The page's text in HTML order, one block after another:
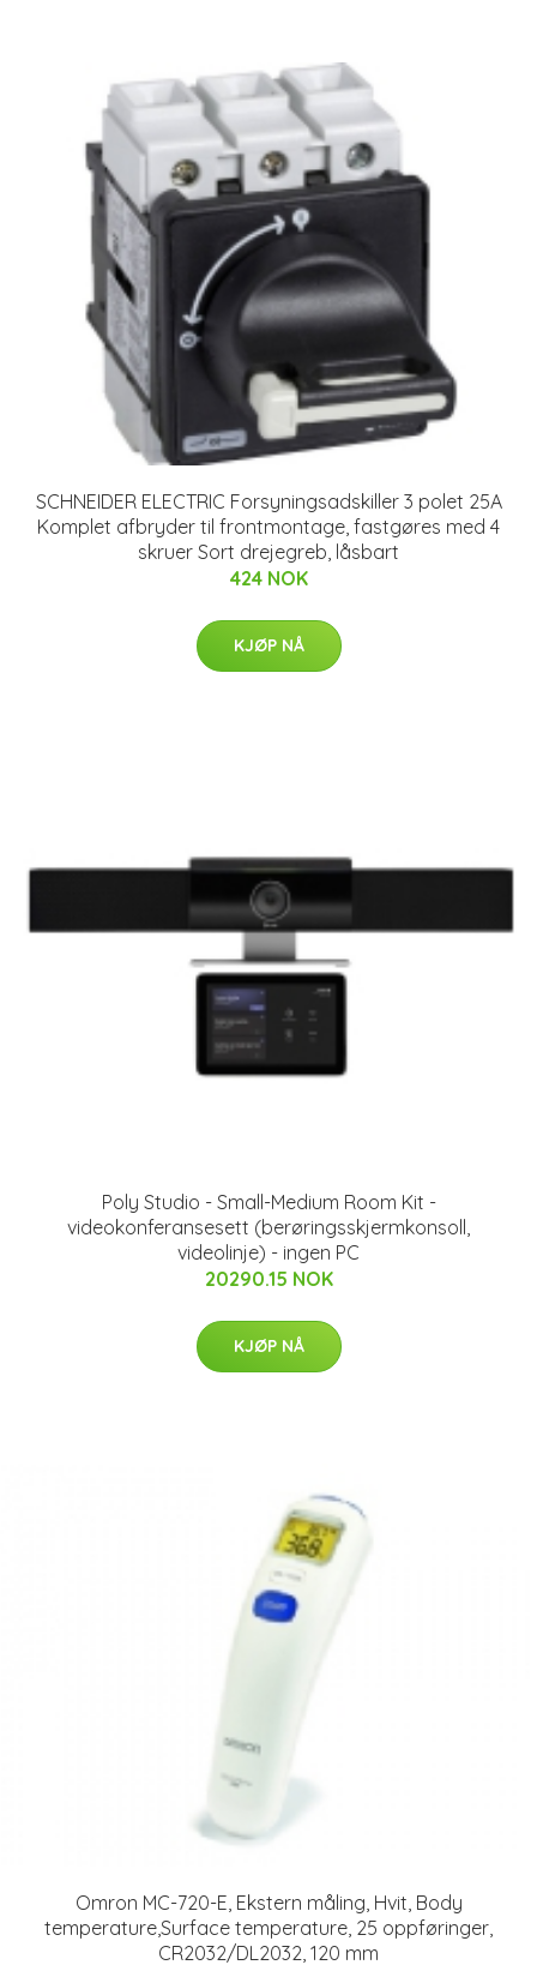
SCHNEIDER ELECTRIC Forsyningsadskiller 3 polet 25A
Komplet afbryder til frontmontage, fastgøres med 4
skruer Sort drejegreb, låsbart
424 NOK
KJØP NÅ
Poly Studio - Small-Medium Room Kit -
videokonferansesett (berøringsskjermkonsoll,
videolinje) - ingen PC
20290.15 NOK
KJØP NÅ
Omron MC-720-E, Ekstern måling, Hvit, Body
temperature,Surface temperature, 25 oppføringer,
CR2032/DL2032, 120 mm